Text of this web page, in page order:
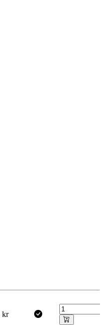
kr